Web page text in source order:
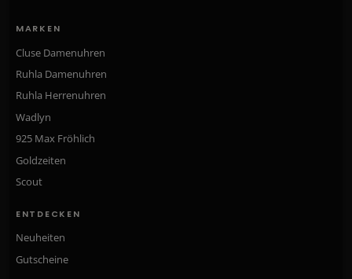
MARKEN
Cluse Damenuhren
Ruhla Damenuhren
Ruhla Herrenuhren
Wadlyn
925 Max Fröhlich
Goldzeiten
Scout
ENTDECKEN
Neuheiten
Gutscheine